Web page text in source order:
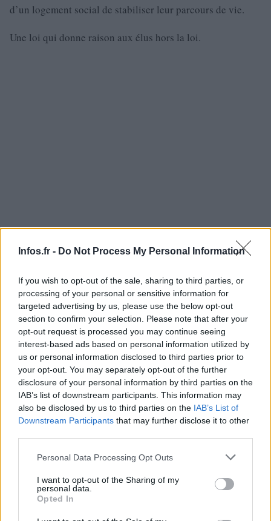
Infos.fr - Do Not Process My Personal Information
If you wish to opt-out of the sale, sharing to third parties, or
processing of your personal or sensitive information for
targeted advertising by us, please use the below opt-out
section to confirm your selection. Please note that after your
opt-out request is processed you may continue seeing
interest-based ads based on personal information utilized by
us or personal information disclosed to third parties prior to
your opt-out. You may separately opt-out of the further
disclosure of your personal information by third parties on the
IAB’s list of downstream participants. This information may
also be disclosed by us to third parties on the IAB’s List of
Downstream Participants that may further disclose it to other
Please note that this website/app uses one or more Google
not limited to your visit or usage behaviour. You may click to
grant or deny consent to Google and its third-party tags to
use your data for below specified purposes in below Google
consent section.
Personal Data Processing Opt Outs
I want to opt-out of the Sharing of my
personal data.
Opted In
d’un logement social de stabiliser leur parcours de vie.
Une loi qui donne raison aux élus hors la loi.
le rejet rarement massif par le Conseil National de
l’Habitat (CNH) le 24 avril, du projet de loi. L’objectif est
d’alléger le fardeau du logement pour les familles qui
peuvent se permettre les loyers des logements qualifiés
d' »intermédiaires » ( environ 1700 euros pour un T3-T4
dans certaines communes de la première couronne
parisienne, 1200 euros en région). Cependant, cela sert
principalement de prétexte.
Cette loi soutient les politiciens qui violent la loi, certains
depuis plus de deux décennies. Ils dirigent les communes
consciemment construire des logements sociaux comme
requis par la loi SRU. Certains vont même jusqu’à dire